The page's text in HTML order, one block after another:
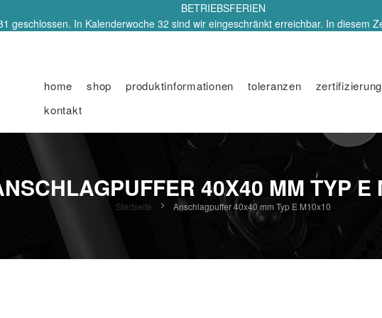
BETRIEBSFERIEN
geschlossen. In Kalenderwoche 32 sind wir eingeschränkt erreichbar. In diesem
home shop produktinformationen toleranzen zertifizierung
kontakt
40X40 MM TYP E
Startseite Anschlagpuffer 40x40 mm Typ E M10x10